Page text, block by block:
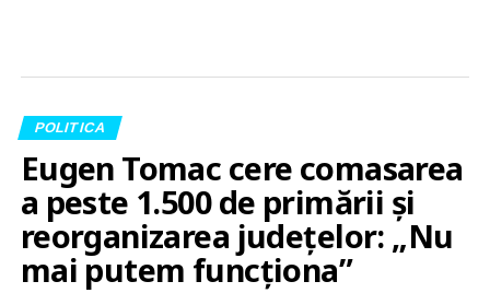
POLITICA
Eugen Tomac cere comasarea
a peste 1.500 de primării și
reorganizarea județelor: „Nu
mai putem funcționa”